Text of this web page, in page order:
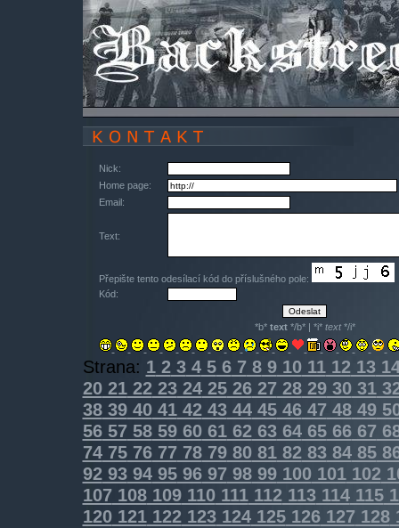
Nick:
Home page:
Email:
Text:
Přepište tento odesílací kód do příslušného pole:
Kód:
*b* text*/b* | *i* text*/i*
Strana: 12345678910111213
202122232425262728293031
383940414243444546474849
565758596061626364656667
747576777879808182838485
9293949596979899100101102
107108109110111112113114115
120121122123124125126127 128